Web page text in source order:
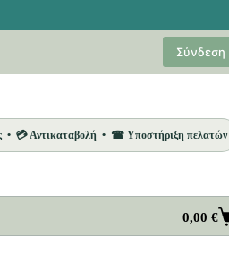
Σύνδεση
• 💳 Αντικαταβολή • ☎ Υποστήριξη πελατών
Καλάθι
Αγορών
0,00 €